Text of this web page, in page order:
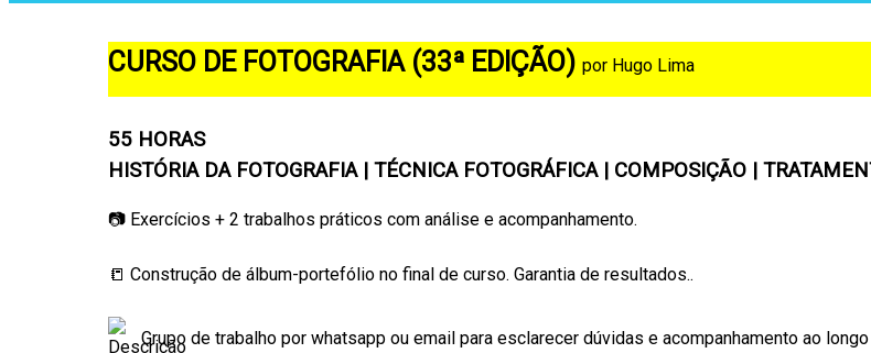
CURSO DE FOTOGRAFIA (33ª EDIÇÃO) por Hugo Lima
55 HORAS
HISTÓRIA DA FOTOGRAFIA | TÉCNICA FOTOGRÁFICA | COMPOSIÇÃO |
📷 Exercícios + 2 trabalhos práticos com análise e acompanhamento.
📒 Construção de álbum-portefólio no final de curso. Garantia de resultados..
Grupo de trabalho por whatsapp ou email para esclarecer dúvidas e acompanhamento ao